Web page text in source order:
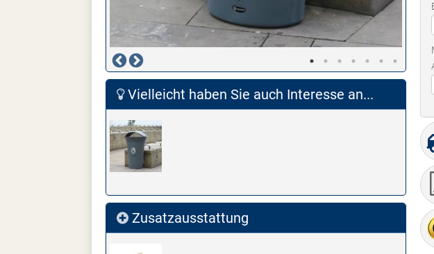
Vielleicht haben Sie auch Interesse an...
Zusatzausstattung